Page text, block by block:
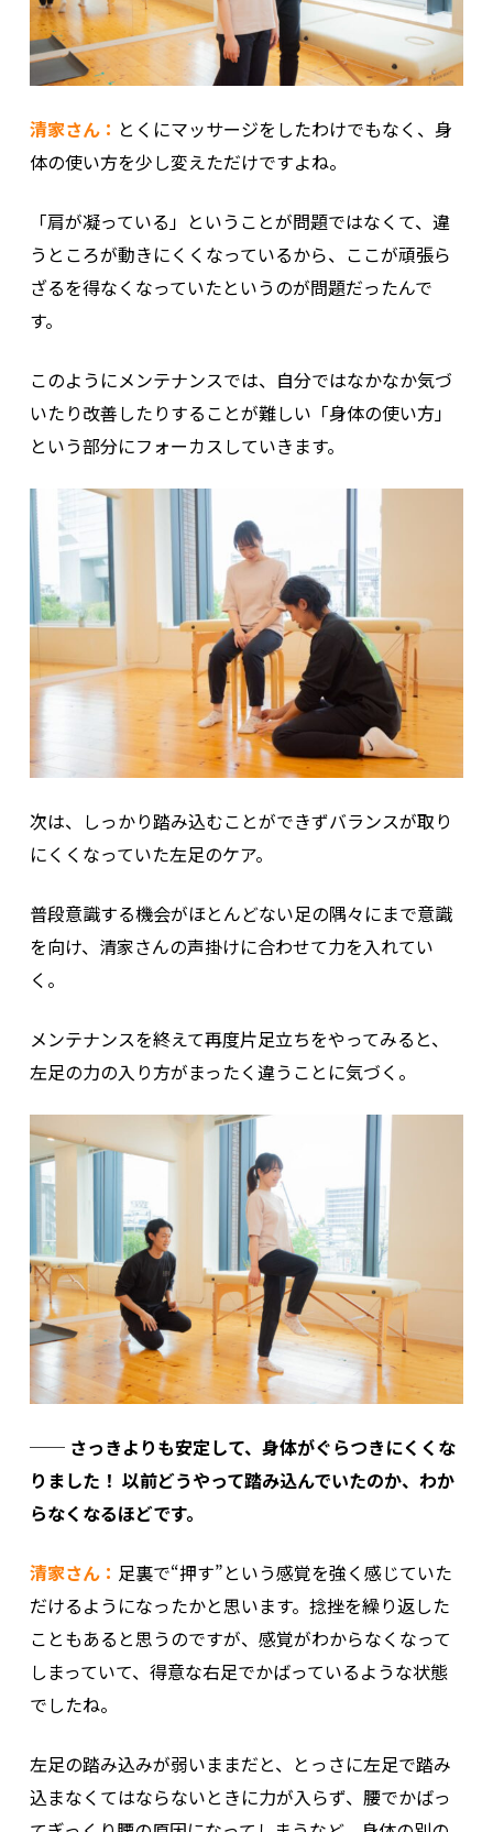
清家さん： とくにマッサージをしたわけでもなく、身
体の使い方を少し変えただけですよね。
「肩が凝っている」ということが問題ではなくて、違
うところが動きにくくなっているから、ここが頑張ら
ざるを得なくなっていたというのが問題だったんで
す。
このようにメンテナンスでは、自分ではなかなか気づ
いたり改善したりすることが難しい「身体の使い方」
という部分にフォーカスしていきます。
次は、しっかり踏み込むことができずバランスが取り
にくくなっていた左足のケア。
普段意識する機会がほとんどない足の隅々にまで意識
を向け、清家さんの声掛けに合わせて力を入れてい
く。
メンテナンスを終えて再度片足立ちをやってみると、
左足の力の入り方がまったく違うことに気づく。
── さっきよりも安定して、身体がぐらつきにくくな
りました！ 以前どうやって踏み込んでいたのか、わか
らなくなるほどです。
清家さん： 足裏で“押す”という感覚を強く感じていた
だけるようになったかと思います。捻挫を繰り返した
こともあると思うのですが、感覚がわからなくなって
しまっていて、得意な右足でかばっているような状態
でしたね。
左足の踏み込みが弱いままだと、とっさに左足で踏み
込まなくてはならないときに力が入らず、腰でかばっ